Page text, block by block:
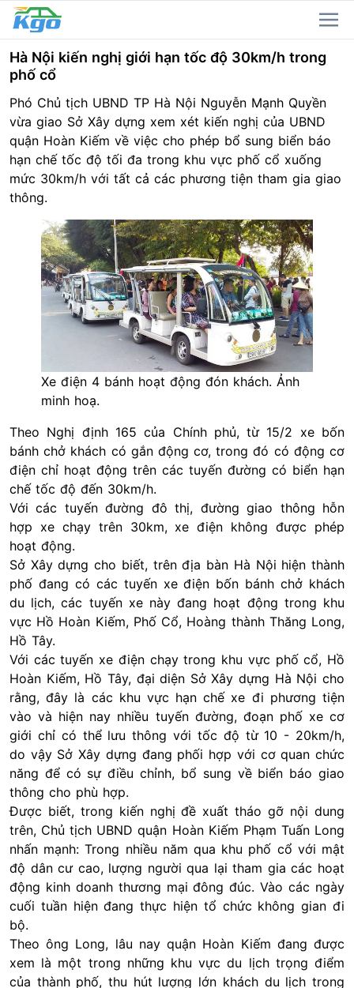
Hà Nội kiến nghị giới hạn tốc độ 30km/h trong
phố cổ
Phó Chủ tịch UBND TP Hà Nội Nguyễn Mạnh Quyền
vừa giao Sở Xây dựng xem xét kiến nghị của UBND
quận Hoàn Kiếm về việc cho phép bổ sung biển báo
hạn chế tốc độ tối đa trong khu vực phố cổ xuống
mức 30km/h với tất cả các phương tiện tham gia giao
thông.
Xe điện 4 bánh hoạt động đón khách. Ảnh
minh hoạ.
Theo Nghị định 165 của Chính phủ, từ 15/2 xe bốn
bánh chở khách có gắn động cơ, trong đó có động cơ
điện chỉ hoạt động trên các tuyến đường có biển hạn
chế tốc độ đến 30km/h.
Với các tuyến đường đô thị, đường giao thông hỗn
hợp xe chạy trên 30km, xe điện không được phép
hoạt động.
Sở Xây dựng cho biết, trên địa bàn Hà Nội hiện thành
phố đang có các tuyến xe điện bốn bánh chở khách
du lịch, các tuyến xe này đang hoạt động trong khu
vực Hồ Hoàn Kiếm, Phố Cổ, Hoàng thành Thăng Long,
Hồ Tây.
Với các tuyến xe điện chạy trong khu vực phố cổ, Hồ
Hoàn Kiếm, Hồ Tây, đại diện Sở Xây dựng Hà Nội cho
rằng, đây là các khu vực hạn chế xe đi phương tiện
vào và hiện nay nhiều tuyến đường, đoạn phố xe cơ
giới chỉ có thể lưu thông với tốc độ từ 10 - 20km/h,
do vậy Sở Xây dựng đang phối hợp với cơ quan chức
năng để có sự điều chỉnh, bổ sung về biển báo giao
thông cho phù hợp.
Được biết, trong kiến nghị đề xuất tháo gỡ nội dung
trên, Chủ tịch UBND quận Hoàn Kiếm Phạm Tuấn Long
nhấn mạnh: Trong nhiều năm qua khu phố cổ với mật
độ dân cư cao, lượng người qua lại tham gia các hoạt
động kinh doanh thương mại đông đúc. Vào các ngày
cuối tuần hiện đang thực hiện tổ chức không gian đi
bộ.
Theo ông Long, lâu nay quận Hoàn Kiếm đang được
xem là một trong những khu vực du lịch trọng điểm
của thành phố, thu hút lượng lớn khách du lịch trong